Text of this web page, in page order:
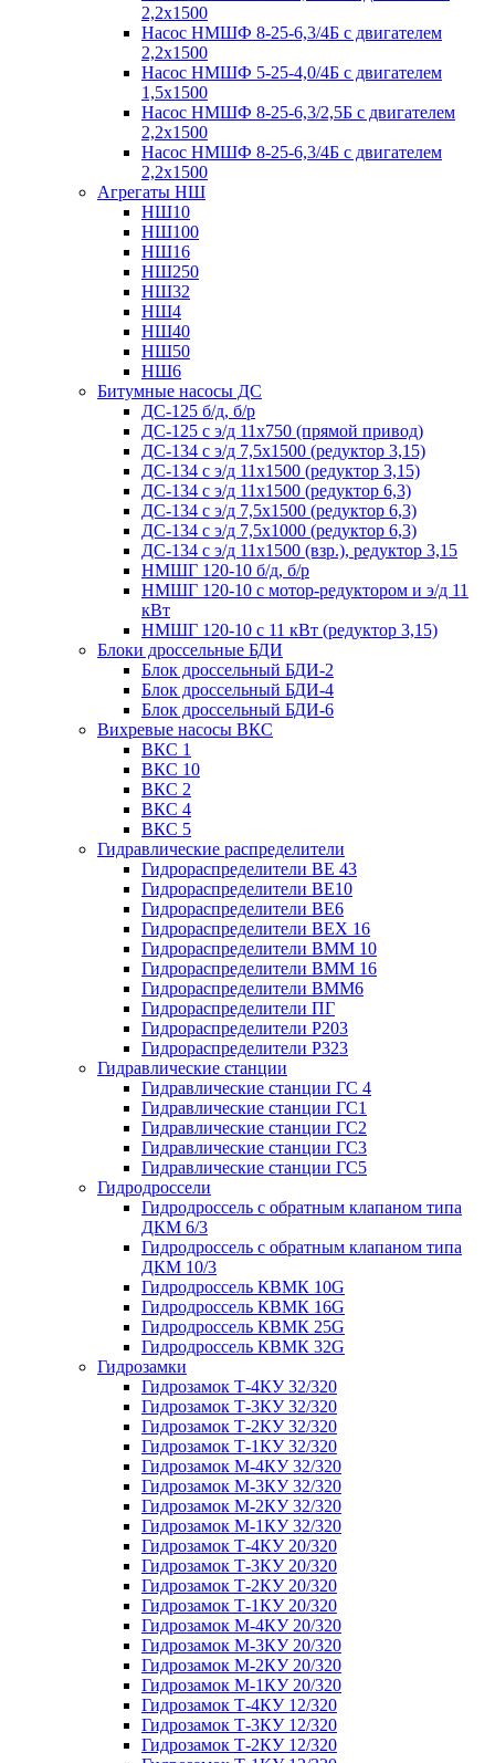
2,2х1500
Насос НМШФ 8-25-6,3/4Б с двигателем
2,2х1500
Насос НМШФ 5-25-4,0/4Б с двигателем
1,5х1500
Насос НМШФ 8-25-6,3/2,5Б с двигателем
2,2х1500
Насос НМШФ 8-25-6,3/4Б с двигателем
2,2х1500
Агрегаты НШ
НШ10
НШ100
НШ16
НШ250
НШ32
НШ4
НШ40
НШ50
НШ6
Битумные насосы ДС
ДС-125 б/д, б/р
ДС-125 с э/д 11х750 (прямой привод)
ДС-134 с э/д 7,5х1500 (редуктор 3,15)
ДС-134 с э/д 11х1500 (редуктор 3,15)
ДС-134 с э/д 11х1500 (редуктор 6,3)
ДС-134 с э/д 7,5х1500 (редуктор 6,3)
ДС-134 с э/д 7,5х1000 (редуктор 6,3)
ДС-134 с э/д 11х1500 (взр.), редуктор 3,15
НМШГ 120-10 б/д, б/р
НМШГ 120-10 с мотор-редуктором и э/д 11
кВт
НМШГ 120-10 с 11 кВт (редуктор 3,15)
Блоки дроссельные БДИ
Блок дроссельный БДИ-2
Блок дроссельный БДИ-4
Блок дроссельный БДИ-6
Вихревые насосы ВКС
ВКС 1
ВКС 10
ВКС 2
ВКС 4
ВКС 5
Гидравлические распределители
Гидрораспределители ВЕ 43
Гидрораспределители ВЕ10
Гидрораспределители ВЕ6
Гидрораспределители ВЕХ 16
Гидрораспределители ВММ 10
Гидрораспределители ВММ 16
Гидрораспределители ВММ6
Гидрораспределители ПГ
Гидрораспределители Р203
Гидрораспределители Р323
Гидравлические станции
Гидравлические станции ГС 4
Гидравлические станции ГС1
Гидравлические станции ГС2
Гидравлические станции ГС3
Гидравлические станции ГС5
Гидродроссели
Гидродроссель с обратным клапаном типа
ДКМ 6/3
Гидродроссель с обратным клапаном типа
ДКМ 10/3
Гидродроссель КВМК 10G
Гидродроссель КВМК 16G
Гидродроссель КВМК 25G
Гидродроссель КВМК 32G
Гидрозамки
Гидрозамок Т-4КУ 32/320
Гидрозамок Т-3КУ 32/320
Гидрозамок Т-2КУ 32/320
Гидрозамок Т-1КУ 32/320
Гидрозамок М-4КУ 32/320
Гидрозамок М-3КУ 32/320
Гидрозамок М-2КУ 32/320
Гидрозамок М-1КУ 32/320
Гидрозамок Т-4КУ 20/320
Гидрозамок Т-3КУ 20/320
Гидрозамок Т-2КУ 20/320
Гидрозамок Т-1КУ 20/320
Гидрозамок М-4КУ 20/320
Гидрозамок М-3КУ 20/320
Гидрозамок М-2КУ 20/320
Гидрозамок М-1КУ 20/320
Гидрозамок Т-4КУ 12/320
Гидрозамок Т-3КУ 12/320
Гидрозамок Т-2КУ 12/320